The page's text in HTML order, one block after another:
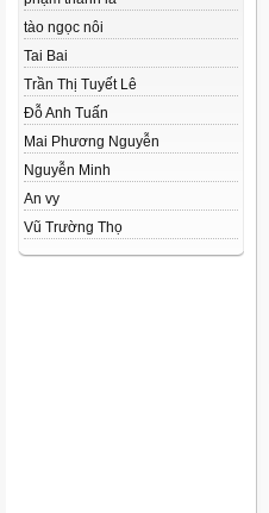
tào ngọc nôi
Tai Bai
Trần Thị Tuyết Lê
Đỗ Anh Tuấn
Mai Phương Nguyễn
Nguyễn Minh
An vy
Vũ Trường Thọ